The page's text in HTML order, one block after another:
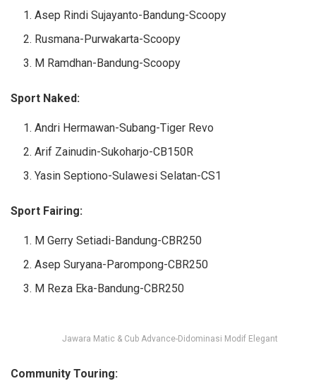
Asep Rindi Sujayanto-Bandung-Scoopy
Rusmana-Purwakarta-Scoopy
M Ramdhan-Bandung-Scoopy
Sport Naked:
Andri Hermawan-Subang-Tiger Revo
Arif Zainudin-Sukoharjo-CB150R
Yasin Septiono-Sulawesi Selatan-CS1
Sport Fairing:
M Gerry Setiadi-Bandung-CBR250
Asep Suryana-Parompong-CBR250
M Reza Eka-Bandung-CBR250
Jawara Matic & Cub Advance-Didominasi Modif Elegant
Community Touring: